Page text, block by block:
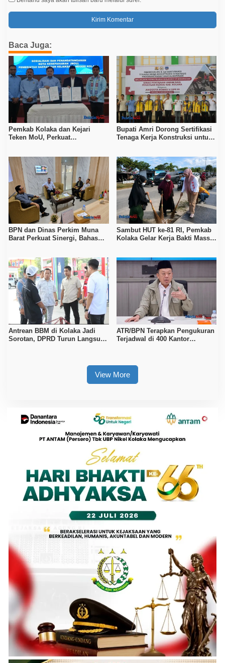
Baca Juga:
Pemkab Kolaka dan Kejari
Teken MoU, Perkuat
Bupati Amri Dorong Sertifikasi
Tenaga Kerja Konstruksi untuk
BPN dan Dinas Perkim Muna
Barat Perkuat Sinergi, Bahas
Sambut HUT ke-81 RI, Pemkab
Kolaka Gelar Kerja Bakti Massal
Antrean BBM di Kolaka Jadi
Sorotan, DPRD Turun Langsung
ATR/BPN Terapkan Pengukuran
Terjadwal di 400 Kantor
View More